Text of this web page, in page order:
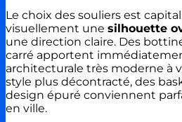
Le choix des souliers est
visuellement une silhouette
une direction claire. Des
carré apportent
architecturale très moderne à
style plus décontracté, des
design épuré conviennent
en ville.